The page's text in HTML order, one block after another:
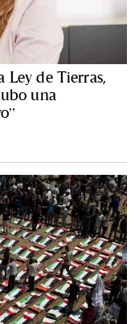
Ley de Tierras,
una